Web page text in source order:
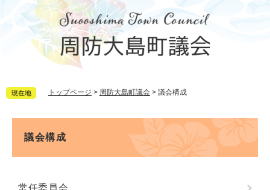
す。
し
現在地 トップページ > 周防大島町議会 > 議会構成
議会構成
常任委員会